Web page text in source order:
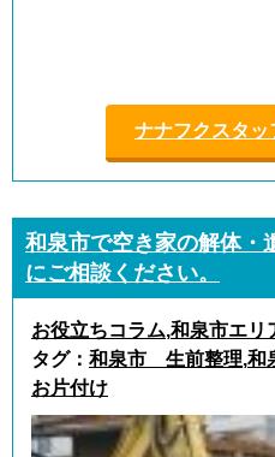
ナナフクスタッ
和泉市で空き家の解体・
にご相談ください。
お役立ちコラム,和泉市エリ
タグ： 和泉市 生前整理,和
お片付け